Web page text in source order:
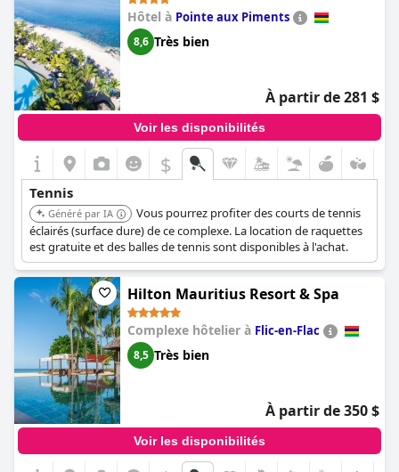
Hôtel à Pointe aux Piments
8,6 Très bien
À partir de 281 $
Voir les disponibilités
$
Tennis
Généré par IA
Vous pourrez profiter des courts de tennis
éclairés (surface dure) de ce complexe. La location de raquettes
est gratuite et des balles de tennis sont disponibles à l'achat.
Hilton Mauritius Resort & Spa
Complexe hôtelier à Flic-en-Flac
8,5 Très bien
À partir de 350 $
Voir les disponibilités